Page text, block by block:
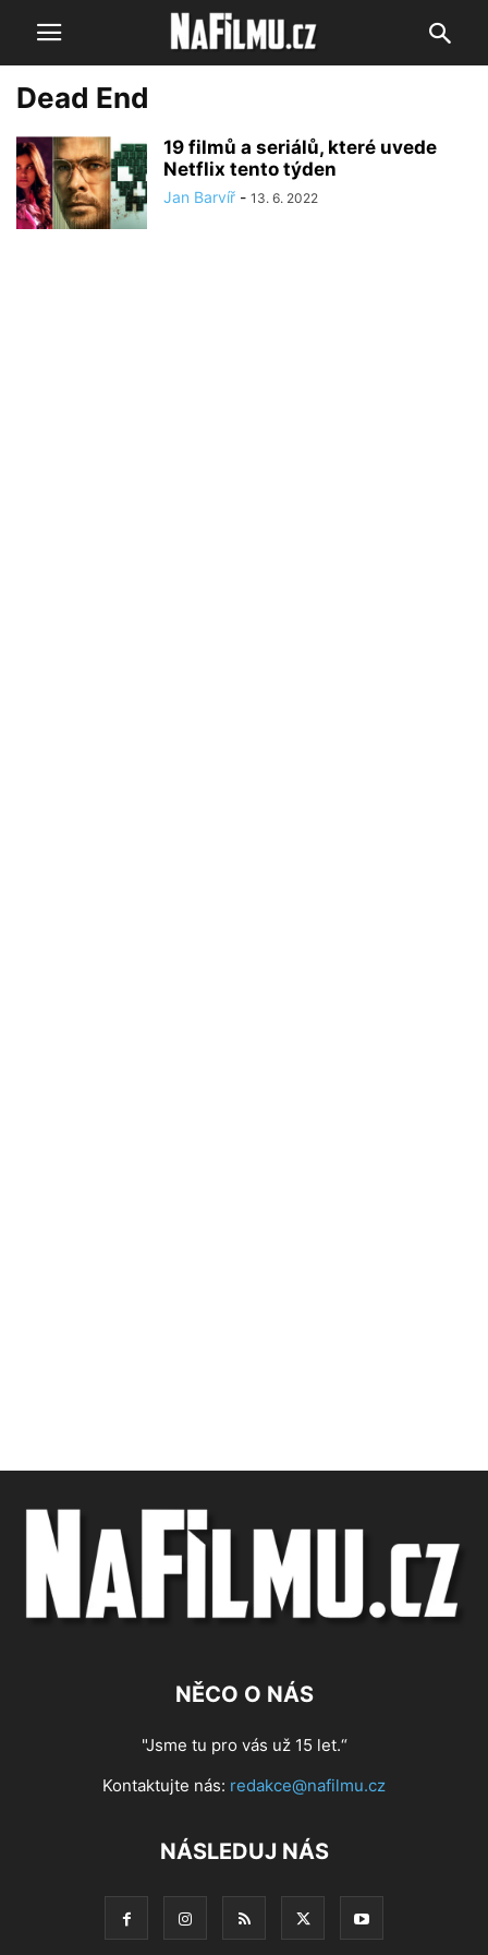
Dead End
19 filmů a seriálů, které uvede
Netflix tento týden
Jan Barvíř - 13. 6. 2022
NĚCO O NÁS
"Jsme tu pro vás už 15 let.“
Kontaktujte nás: redakce@nafilmu.cz
NÁSLEDUJ NÁS